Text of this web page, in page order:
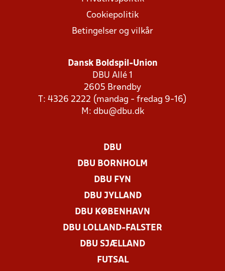
Cookiepolitik
Betingelser og vilkår
Dansk Boldspil-Union
DBU Allé 1
2605 Brøndby
T: 4326 2222 (mandag - fredag 9-16)
M: dbu@dbu.dk
DBU
DBU BORNHOLM
DBU FYN
DBU JYLLAND
DBU KØBENHAVN
DBU LOLLAND-FALSTER
DBU SJÆLLAND
FUTSAL